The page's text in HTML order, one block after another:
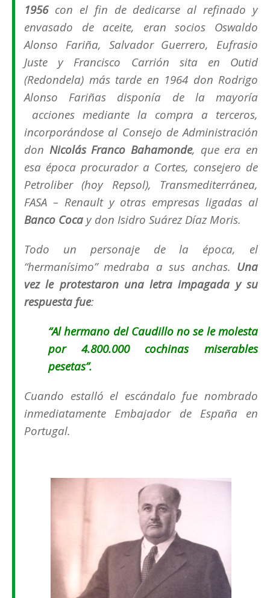
1956con el fin de dedicarse al refinado y
envasado de aceite, eran socios Oswaldo
Alonso Fariña, Salvador Guerrero, Eufrasio
Juste y Francisco Carrión sita en Outid
(Redondela) más tarde en 1964 don Rodrigo
Alonso Fariñas disponía de la mayoría
acciones mediante la compra a terceros,
incorporándose al Consejo de Administración
don Nicolás Franco Bahamonde, que era en
esa época procurador a Cortes, consejero de
Petroliber(hoy Repsol), Transmediterránea,
FASA – Renaulty otras empresas ligadas al
Banco Coca y don Isidro Suárez Díaz Moris.
Todo un personaje de la época, el
“hermanísimo” medraba a sus anchas. Una
vez le protestaron una letra impagada y su
respuesta fue:
“Al hermano del Caudillo no se le molesta
por 4.800.000 cochinas miserables
pesetas”.
Cuando estalló el escándalo fue nombrado
inmediatamente Embajador de España en
Portugal.